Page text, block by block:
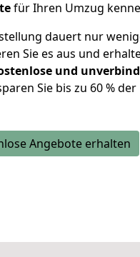
für Ihren Umzug
dauert nur
Sie es aus und
und
Sie bis zu 60 % der
Angebote erhalten